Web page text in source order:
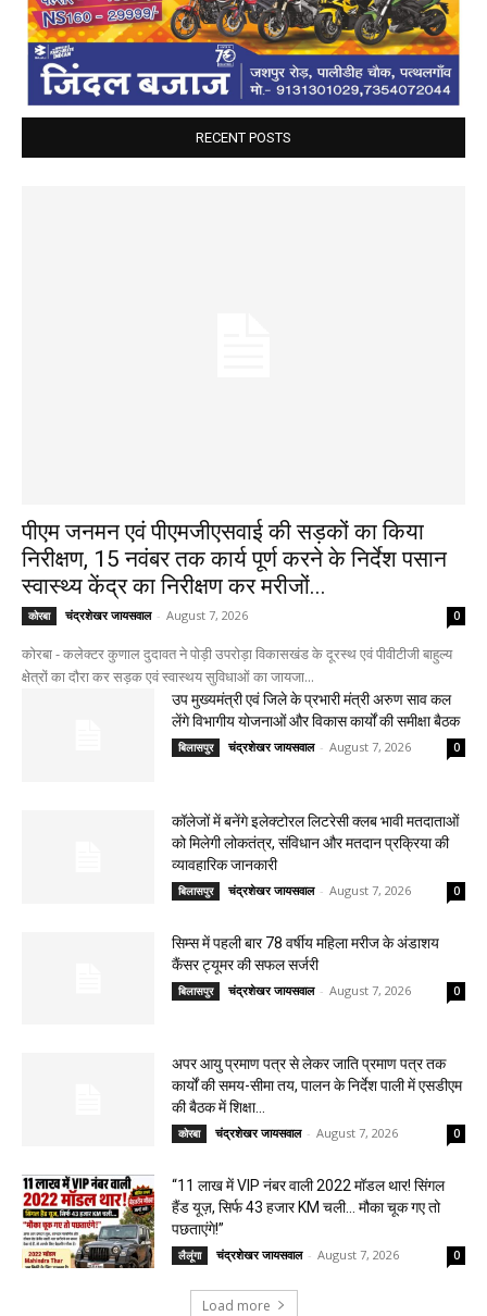
RECENT POSTS
पीएम जनमन एवं पीएमजीएसवाई की सड़कों का किया
निरीक्षण, 15 नवंबर तक कार्य पूर्ण करने के निर्देश पसान
स्वास्थ्य केंद्र का निरीक्षण कर मरीजों...
कोरबा चंद्रशेखर जायसवाल - August 7, 2026 0
कोरबा - कलेक्टर कुणाल दुदावत ने पोड़ी उपरोड़ा विकासखंड के दूरस्थ एवं पीवीटीजी बाहुल्य
क्षेत्रों का दौरा कर सड़क एवं स्वास्थय सुविधाओं का जायजा...
उप मुख्यमंत्री एवं जिले के प्रभारी मंत्री अरुण साव कल
लेंगे विभागीय योजनाओं और विकास कार्यों की समीक्षा बैठक
बिलासपुर चंद्रशेखर जायसवाल - August 7, 2026 0
कॉलेजों में बनेंगे इलेक्टोरल लिटरेसी क्लब भावी मतदाताओं
को मिलेगी लोकतंत्र, संविधान और मतदान प्रक्रिया की
व्यावहारिक जानकारी
बिलासपुर चंद्रशेखर जायसवाल - August 7, 2026 0
सिम्स में पहली बार 78 वर्षीय महिला मरीज के अंडाशय
कैंसर ट्यूमर की सफल सर्जरी
बिलासपुर चंद्रशेखर जायसवाल - August 7, 2026 0
अपर आयु प्रमाण पत्र से लेकर जाति प्रमाण पत्र तक
कार्यों की समय-सीमा तय, पालन के निर्देश पाली में एसडीएम
की बैठक में शिक्षा...
कोरबा चंद्रशेखर जायसवाल - August 7, 2026 0
“11 लाख में VIP नंबर वाली 2022 मॉडल थार! सिंगल
हैंड यूज़, सिर्फ 43 हजार KM चली… मौका चूक गए तो
पछताएंगे!”
लैलूंगा चंद्रशेखर जायसवाल - August 7, 2026 0
Load more